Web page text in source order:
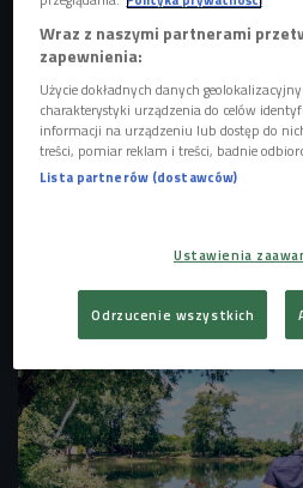
Foto: Pixabay/
Wraz z naszymi partnerami
zapewnienia:
Użycie dokładnych danych
charakterystyki urządzenia do celów
informacji na urządzeniu lub dostęp do
treści, pomiar reklam i treści, badnie
Lista partnerów (dostawców)
Ustawienia
Odrzucenie wszystkich